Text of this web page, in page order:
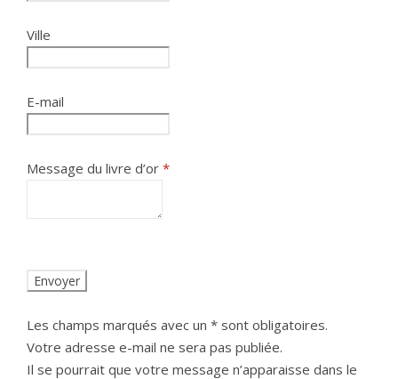
Ville
E-mail
Message du livre d’or *
Les champs marqués avec un * sont obligatoires.
Votre adresse e-mail ne sera pas publiée.
Il se pourrait que votre message n’apparaisse dans le